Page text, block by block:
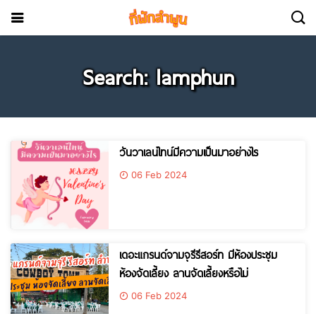
Search: lamphun
วันวาเลน์ไทน์มีความเป็นมาอย่างไร
06 Feb 2024
เดอะแกรนด์จามจุรีรีสอร์ท มีห้องประชุม
ห้องจัดเลี้ยง ลานจัดเลี้ยงหรือไม่
06 Feb 2024